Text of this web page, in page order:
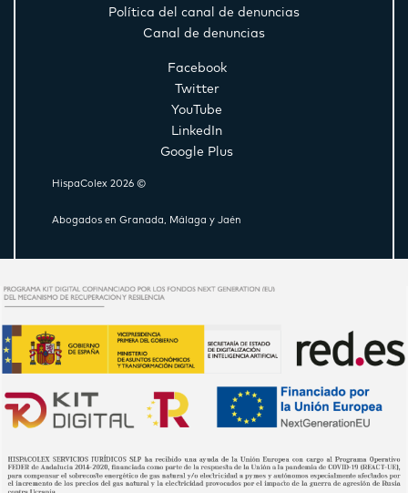
Política del canal de denuncias
Canal de denuncias
Facebook
Twitter
YouTube
LinkedIn
Google Plus
HispaColex 2026 ©
Abogados en Granada, Málaga y Jaén